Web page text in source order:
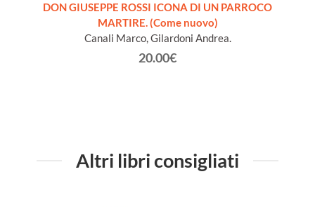
DON GIUSEPPE ROSSI ICONA DI UN PARROCO
MARTIRE. (Come nuovo)
Canali Marco, Gilardoni Andrea.
20.00€
Altri libri consigliati